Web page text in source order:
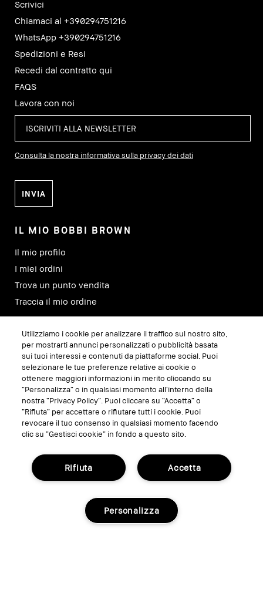
Scrivici
Chiamaci al +390294751216
WhatsApp +390294751216
Spedizioni e Resi
Recedi dal contratto qui
FAQS
Lavora con noi
Consulta la nostra informativa sulla privacy dei dati
IL MIO BOBBI BROWN
Il mio profilo
I miei ordini
Trova un punto vendita
Traccia il mio ordine
SEGUICI SU
GESTISCI I COOKIE DEL SITO
INFORMATIVA SULLA PRIVACY
Utilizziamo i cookie per analizzare il traffico sul nostro sito,
per mostrarti annunci personalizzati o pubblicità basata
sui tuoi interessi e contenuti da piattaforme social. Puoi
selezionare le tue preferenze relative ai cookie o
ottenere maggiori informazioni in merito cliccando su
“Personalizza” o in qualsiasi momento all’interno della
nostra “Privacy Policy”. Puoi cliccare su “Accetta” o
“Rifiuta” per accettare o rifiutare tutti i cookie. Puoi
revocare il tuo consenso in qualsiasi momento facendo
clic su “Gestisci cookie” in fondo a questo sito.
Accetta
Rifiuta
Personalizza